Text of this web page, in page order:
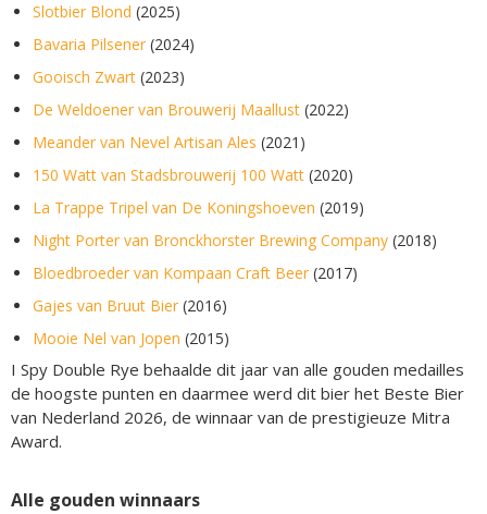
Slotbier Blond (2025)
Bavaria Pilsener (2024)
Gooisch Zwart (2023)
De Weldoener van Brouwerij Maallust (2022)
Meander van Nevel Artisan Ales (2021)
150 Watt van Stadsbrouwerij 100 Watt (2020)
La Trappe Tripel van De Koningshoeven (2019)
Night Porter van Bronckhorster Brewing Company (2018)
Bloedbroeder van Kompaan Craft Beer (2017)
Gajes van Bruut Bier (2016)
Mooie Nel van Jopen (2015)
I Spy Double Rye behaalde dit jaar van alle gouden medailles
de hoogste punten en daarmee werd dit bier het Beste Bier
van Nederland 2026, de winnaar van de prestigieuze Mitra
Award.
Alle gouden winnaars